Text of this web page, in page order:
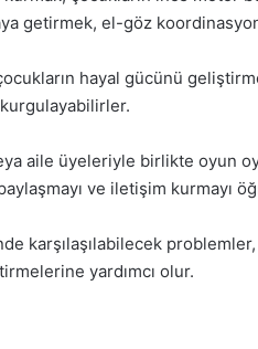
getirmek, el-göz
hayal gücünü
aile üyeleriyle birlikte oyun
ve iletişim kurmayı
karşılaşılabilecek
yardımcı olur.